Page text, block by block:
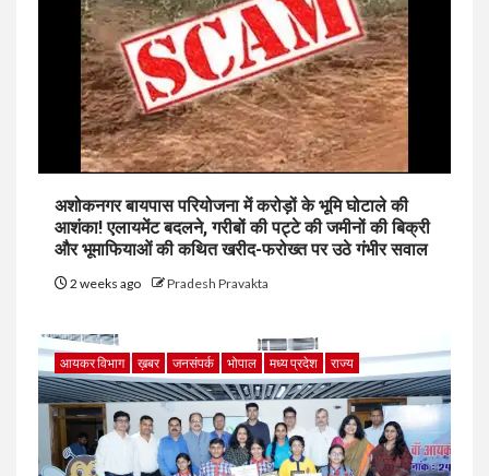
अशोकनगर बायपास परियोजना में करोड़ों के भूमि घोटाले की
आशंका! एलायमेंट बदलने, गरीबों की पट्टे की जमीनों की बिक्री
और भूमाफियाओं की कथित खरीद-फरोख्त पर उठे गंभीर सवाल
2 weeks ago Pradesh Pravakta
आयकर विभाग ख़बर जनसंपर्क भोपाल मध्य प्रदेश राज्य